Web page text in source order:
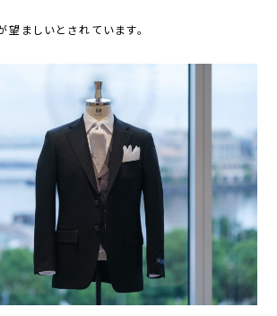
望ましいとされています。